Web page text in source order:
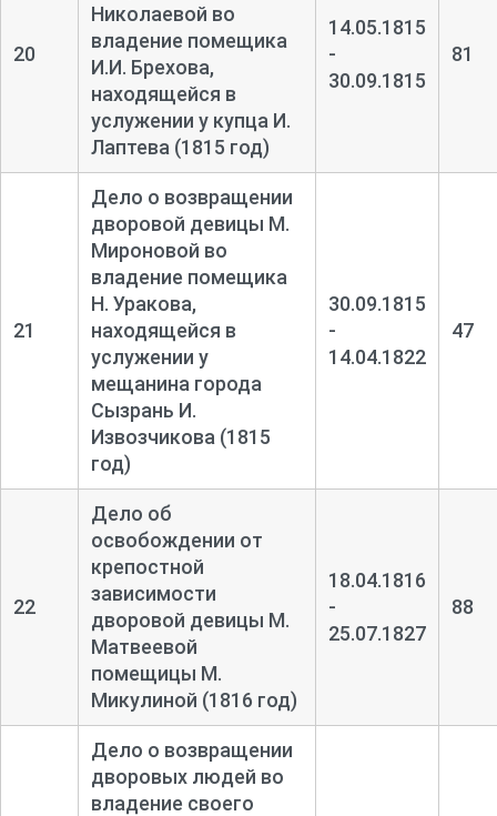
20
Николаевой во
владение помещика
И.И. Брехова,
находящейся в
услужении у купца И.
Лаптева (1815 год)
14.05.1815
-
30.09.1815
81
21
Дело о возвращении
дворовой девицы М.
Мироновой во
владение помещика
Н. Уракова,
находящейся в
услужении у
мещанина города
Сызрань И.
Извозчикова (1815
год)
30.09.1815
-
14.04.1822
47
22
Дело об
освобождении от
крепостной
зависимости
дворовой девицы М.
Матвеевой
помещицы М.
Микулиной (1816 год)
18.04.1816
-
25.07.1827
88
Дело о возвращении
дворовых людей во
владение своего